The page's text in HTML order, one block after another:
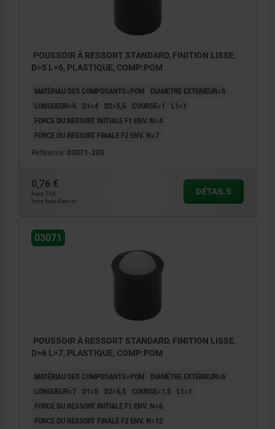
POUSSOIR À RESSORT STANDARD, FINITION LISSE,
D=5 L=6, PLASTIQUE, COMP:POM
MATÉRIAU DES COMPOSANTS=POM
DIAMÈTRE EXTÉRIEUR=5
LONGUEUR=6
D1=4 D2=5,6 COURSE=1
L1=1
FORCE DU RESSORT INITIALE F1 ENV. N=4
FORCE DU RESSORT FINALE F2 ENV. N=7
Référence: 03071-205
0,76 €
hors TVA
hors frais d’envoi
DÉTAILS
03071
POUSSOIR À RESSORT STANDARD, FINITION LISSE,
D=6 L=7, PLASTIQUE, COMP:POM
MATÉRIAU DES COMPOSANTS=POM
DIAMÈTRE EXTÉRIEUR=6
LONGUEUR=7
D1=5 D2=6,5 COURSE=1,5
L1=1
FORCE DU RESSORT INITIALE F1 ENV. N=6
FORCE DU RESSORT FINALE F2 ENV. N=12